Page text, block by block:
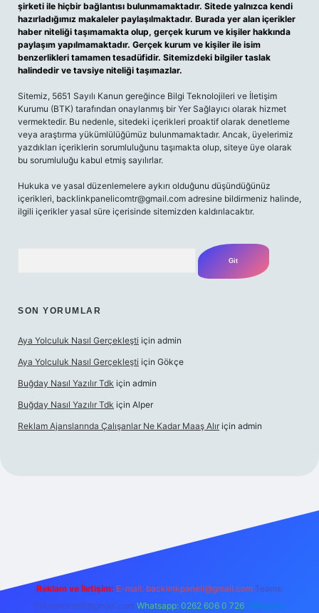
şirketi ile hiçbir bağlantısı bulunmamaktadır. Sitede yalnızca kendi
hazırladığımız makaleler paylaşılmaktadır. Burada yer alan içerikler
haber niteliği taşımamakta olup, gerçek kurum ve kişiler hakkında
paylaşım yapılmamaktadır. Gerçek kurum ve kişiler ile isim
benzerlikleri tamamen tesadüfidir. Sitemizdeki bilgiler taslak
halindedir ve tavsiye niteliği taşımazlar.
Sitemiz, 5651 Sayılı Kanun gereğince Bilgi Teknolojileri ve İletişim
Kurumu (BTK) tarafından onaylanmış bir Yer Sağlayıcı olarak hizmet
vermektedir. Bu nedenle, sitedeki içerikleri proaktif olarak denetleme
veya araştırma yükümlülüğümüz bulunmamaktadır. Ancak, üyelerimiz
yazdıkları içeriklerin sorumluluğunu taşımakta olup, siteye üye olarak
bu sorumluluğu kabul etmiş sayılırlar.
Hukuka ve yasal düzenlemelere aykırı olduğunu düşündüğünüz
içerikleri, backlinkpanelicomtr@gmail.com adresine bildirmeniz halinde,
ilgili içerikler yasal süre içerisinde sitemizden kaldırılacaktır.
SON YORUMLAR
Aya Yolculuk Nasıl Gerçekleşti için admin
Aya Yolculuk Nasıl Gerçekleşti için Gökçe
Buğday Nasıl Yazılır Tdk için admin
Buğday Nasıl Yazılır Tdk için Alper
Reklam Ajanslarında Çalışanlar Ne Kadar Maaş Alır için admin
Reklam ve İletişim: E-mail: backlinkpaneli@gmail.com Teams:
forumhizmeti@gmail.com Whatsapp: 0262 606 0 726 Telegram: